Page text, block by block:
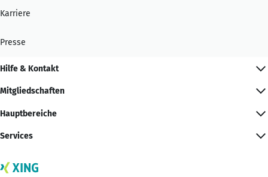
Karriere
Presse
Hilfe & Kontakt
Mitgliedschaften
Hauptbereiche
Services